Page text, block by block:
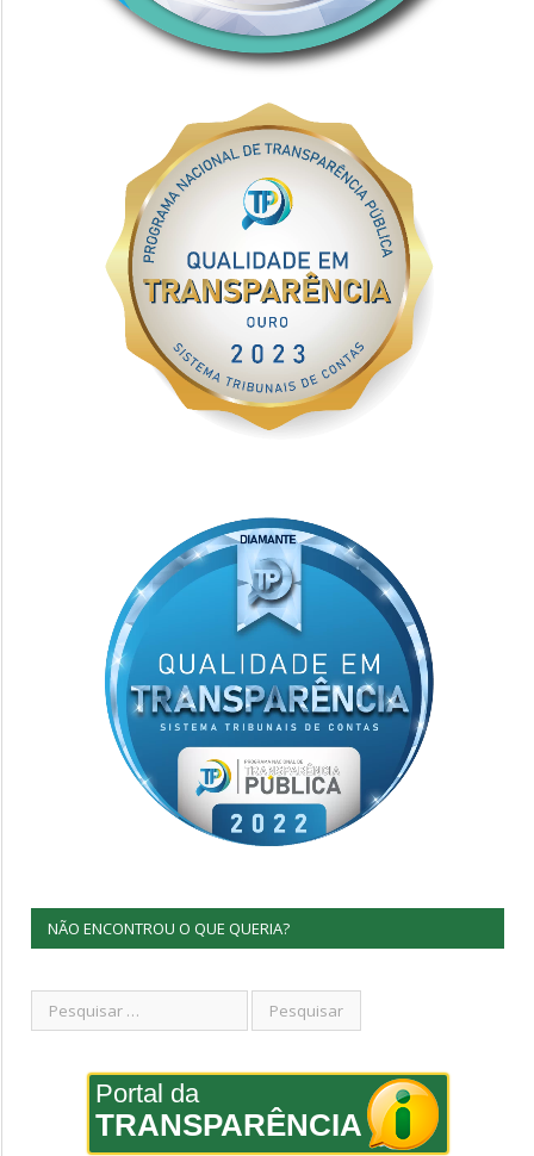
NÃO ENCONTROU O QUE QUERIA?
Portal da
TRANSPARÊNCIA